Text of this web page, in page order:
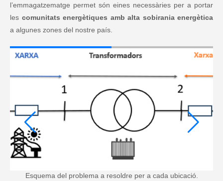
l’emmagatzematge permet són eines necessàries per a portar
les comunitats energètiques amb alta sobirania energètica
a algunes zones del nostre país.
Esquema del problema a resoldre per a cada ubicació.